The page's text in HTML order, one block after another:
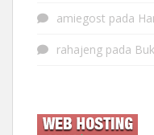
amiegost pada
rahajeng pada